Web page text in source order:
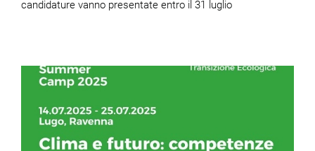
candidature vanno presentate entro il 31 luglio